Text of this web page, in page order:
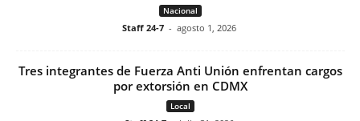
Nacional
Staff 24-7 - agosto 1, 2026
Tres integrantes de Fuerza Anti Unión enfrentan cargos
por extorsión en CDMX
Local